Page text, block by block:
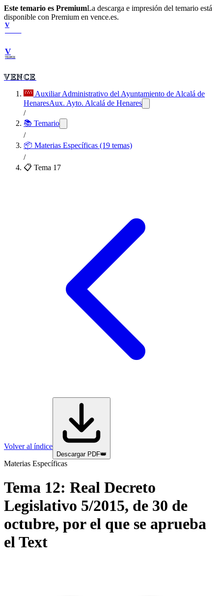
Este temario es PremiumLa descarga e impresión del temario está
disponible con Premium en vence.es.
V
V
VENCE
VENCE
Auxiliar Administrativo del Ayuntamiento de Alcalá de
HenaresAux. Ayto. Alcalá de Henares
/
📚 Temario
/
📦 Materias Específicas (19 temas)
/
📋 Tema 17
Volver al índice
Descargar PDF👑
Materias Específicas
Tema 12: Real Decreto
Legislativo 5/2015, de 30 de
octubre, por el que se aprueba
el Text